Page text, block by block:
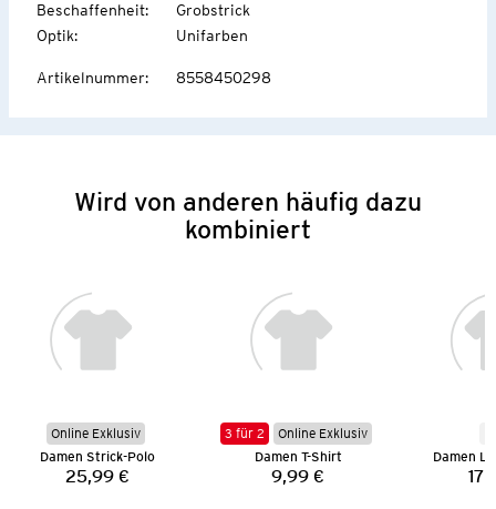
Beschaffenheit:
Grobstrick
Optik: Unifarben
Artikelnummer: 8558450298
Wird von anderen häufig dazu
kombiniert
Online Exklusiv
Damen Strick-Polo
Preis:
25,99 €
3 für 2
Online Exklusiv
Damen T-Shirt
Preis:
9,99 €
Damen